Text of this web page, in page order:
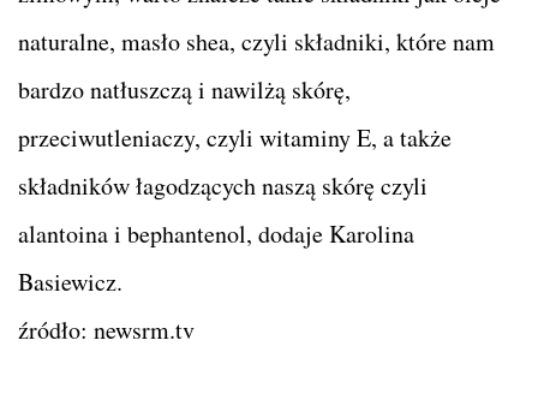
naturalne, masło shea, czyli składniki, które nam
bardzo natłuszczą i nawilżą skórę,
przeciwutleniaczy, czyli witaminy E, a także
składników łagodzących naszą skórę czyli
alantoina i bephantenol, dodaje Karolina
Basiewicz.
źródło: newsrm.tv